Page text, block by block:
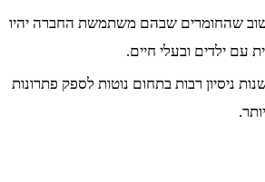
שהחומרים שבהם משתמשת החברה יהיו
עם ילדים ובעלי חיים.
ניסיון רבות בתחום נוטות לספק פתרונות